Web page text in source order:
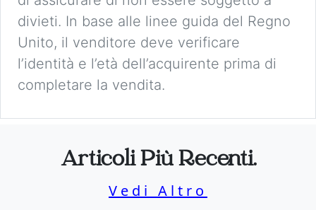
divieti. In base alle linee guida del Regno
Unito, il venditore deve verificare
l’identità e l’età dell’acquirente prima di
completare la vendita.
Articoli Più Recenti.
Vedi Altro